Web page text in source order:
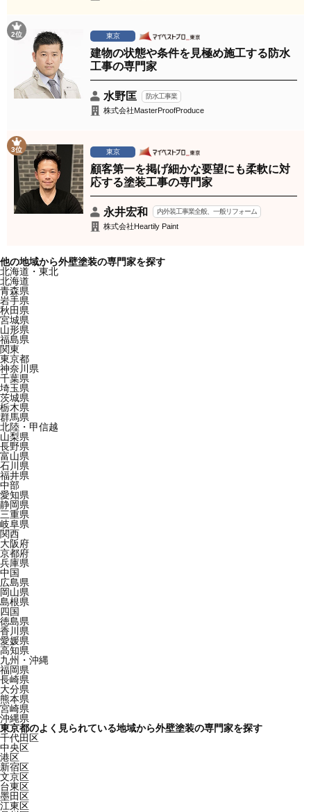
2位 東京
建物の状態や条件を見極め施工する防水
工事の専門家
水野匡 防水工事業
株式会社MasterProofProduce
3位 東京
顧客第一を掲げ細かな要望にも柔軟に対
応する塗装工事の専門家
永井宏和 内外装工事業全般、一般リフォーム
株式会社Heartily Paint
他の地域から外壁塗装の専門家を探す
北海道・東北
北海道
青森県
岩手県
秋田県
宮城県
山形県
福島県
関東
東京都
神奈川県
千葉県
埼玉県
茨城県
栃木県
群馬県
北陸・甲信越
山梨県
長野県
富山県
石川県
福井県
中部
愛知県
静岡県
三重県
岐阜県
関西
大阪府
京都府
兵庫県
中国
広島県
岡山県
島根県
四国
徳島県
香川県
愛媛県
高知県
九州・沖縄
福岡県
長崎県
大分県
熊本県
宮崎県
沖縄県
東京都のよく見られている地域から外壁塗装の専門家を探す
千代田区
中央区
港区
新宿区
文京区
台東区
墨田区
江東区